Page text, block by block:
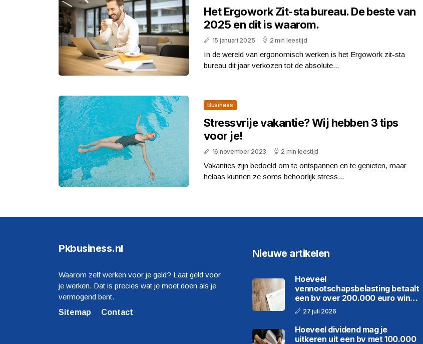
Het Ergowork Zit-sta bureau. De beste van
2025 en dit is waarom.
15 januari 2025 2 min leestijd
In de wereld van ergonomisch werken is het Ergowork zit-sta
bureau dit jaar verkozen tot de absolute...
Business
Stressvrije vakantie? Wij hebben 3 tips
voor je!
16 november 2023 2 min leestijd
Vakanties zijn bedoeld om te ontspannen en te genieten, maar
helaas kunnen ze soms behoorlijk stress...
Pkbusiness.nl
Waarom zelf werken voor je geld? Laat geld voor
je werken. Dat is precies wat je moet doen als je
vermogend bent.
Sitemap
Contact
Nieuwe artikelen
Hoeveel
vennootschapsbelasting betaalt
een bv over 200.000 euro winst
in 2026
27 juli 2026
Hoeveel dividend mag je
uitkeren uit een bv met 100.000